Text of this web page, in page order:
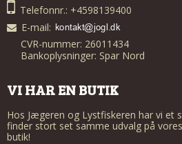
Telefonnr.: +4598139400
E-mail:
CVR-nummer: 26011434
Bankoplysninger: Spar Nord
VI HAR EN BUTIK
Hos Jægeren og Lystfiskeren har vi et
finder stort set samme udvalg på
butik!